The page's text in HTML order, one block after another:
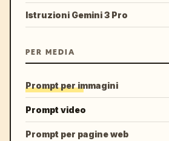
Istruzioni Gemini 3 Pro
PER MEDIA
Prompt per immagini
Prompt video
Prompt per pagine web